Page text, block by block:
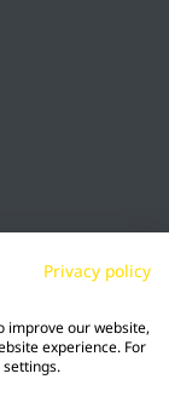
Privacy policy
improve our website,
experience. For